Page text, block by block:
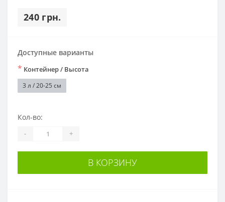
240 грн.
Доступные варианты
* Контейнер / Высота
3 л / 20-25 см
Кол-во:
- +
В КОРЗИНУ